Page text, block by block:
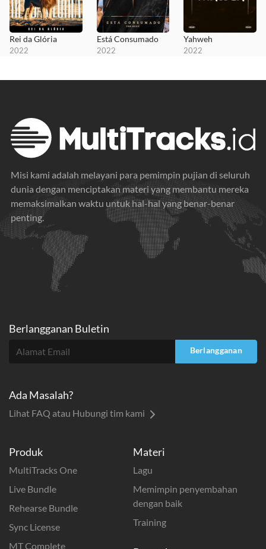
Rei da Glória
2022
Está Consumado
2022
Yahweh
2022
Misi kami adalah melayani para pemimpin pujian di seluruh
dunia dengan menciptakan materi yang membantu mereka
memaksimalkan waktu untuk hal-hal yang benar-benar
penting.
Produk
MultiTracks One
Live Bundle
Rehearse Bundle
Sync License
MT Complete
Materi
Lagu
Memimpin penyembahan
dengan baik
Training
Berlangganan Buletin
Berlangganan
Ada Masalah?
Lihat FAQ atau Hubungi tim kami